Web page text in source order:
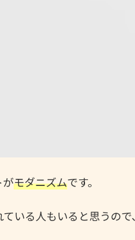
がモダニズムです。
いる人もいると思うので、